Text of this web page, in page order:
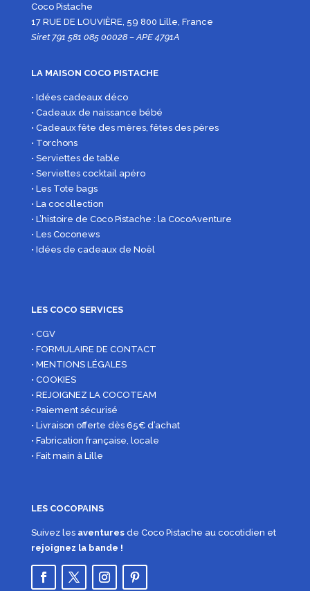
Coco Pistache
17 RUE DE LOUVIÈRE, 59 800 Lille, France
Siret 791 581 085 00028 – APE 4791A
LA MAISON COCO PISTACHE
• Idées cadeaux déco
• Cadeaux de naissance bébé
• Cadeaux fête des mères, fêtes des pères
• Torchons
• Serviettes de table
• Serviettes cocktail apéro
• Les Tote bags
• La cocollection
• L’histoire de Coco Pistache : la CocoAventure
• Les Coconews
• Idées de cadeaux de Noël
LES COCO SERVICES
• CGV
• FORMULAIRE DE CONTACT
• MENTIONS LÉGALES
• COOKIES
• REJOIGNEZ LA COCOTEAM
• Paiement sécurisé
• Livraison offerte dès 65€ d’achat
• Fabrication française, locale
• Fait main à Lille
LES COCOPAINS
Suivez les aventuresde Coco Pistache au cocotidien et
rejoignez la bande !